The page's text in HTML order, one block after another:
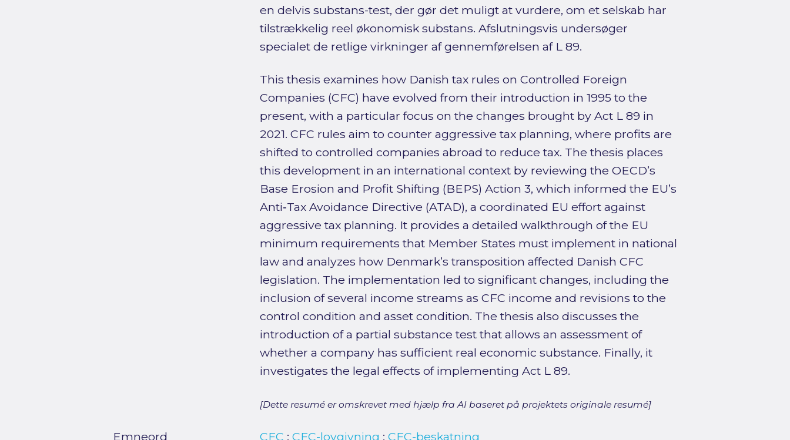
en delvis substans-test, der gør det muligt at vurdere, om et selskab har
tilstrækkelig reel økonomisk substans. Afslutningsvis undersøger
specialet de retlige virkninger af gennemførelsen af L 89.
This thesis examines how Danish tax rules on Controlled Foreign
Companies (CFC) have evolved from their introduction in 1995 to the
present, with a particular focus on the changes brought by Act L 89 in
2021. CFC rules aim to counter aggressive tax planning, where profits are
shifted to controlled companies abroad to reduce tax. The thesis places
this development in an international context by reviewing the OECD’s
Base Erosion and Profit Shifting (BEPS) Action 3, which informed the EU’s
Anti‑Tax Avoidance Directive (ATAD), a coordinated EU effort against
aggressive tax planning. It provides a detailed walkthrough of the EU
minimum requirements that Member States must implement in national
law and analyzes how Denmark’s transposition affected Danish CFC
legislation. The implementation led to significant changes, including the
inclusion of several income streams as CFC income and revisions to the
control condition and asset condition. The thesis also discusses the
introduction of a partial substance test that allows an assessment of
whether a company has sufficient real economic substance. Finally, it
investigates the legal effects of implementing Act L 89.
[Dette resumé er omskrevet med hjælp fra AI baseret på projektets originale resumé]
Emneord CFC ; CFC-lovgivning ; CFC-beskatning